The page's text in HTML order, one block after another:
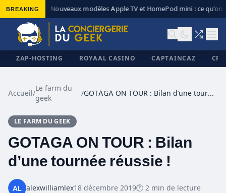
BREAKING Nouveaux modèles Apple TV et HomePod mini : ce qu’on
ZAP-HOSTING ROYAAL CASINO CAPTAINCAZ
Accueil/
Le farm du
geek
/ GOTAGA ON TOUR : Bilan d’une tournée réussie !
LE FARM DU GEEK
GOTAGA ON TOUR : Bilan
d’une tournée réussie !
alexwilliamlex18 décembre 2019🕐 2 min de lecture